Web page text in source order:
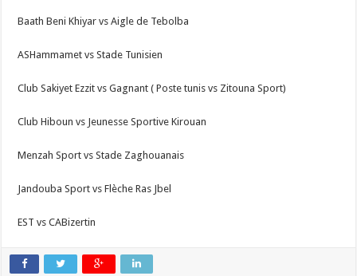
Baath Beni Khiyar vs Aigle de Tebolba
ASHammamet vs Stade Tunisien
Club Sakiyet Ezzit vs Gagnant ( Poste tunis vs Zitouna Sport)
Club Hiboun vs Jeunesse Sportive Kirouan
Menzah Sport vs Stade Zaghouanais
Jandouba Sport vs Flèche Ras Jbel
EST vs CABizertin